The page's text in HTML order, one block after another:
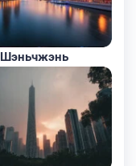
Шэньчжэнь